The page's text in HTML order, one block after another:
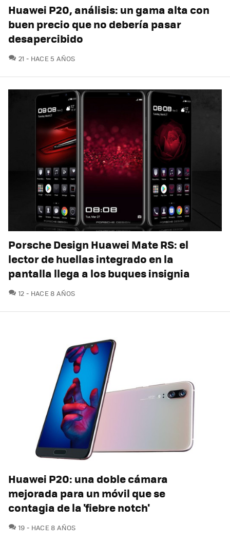
Huawei P20, análisis: un gama alta con
buen precio que no debería pasar
desapercibido
21 COMENTARIOS
HACE 5 AÑOS
Porsche Design Huawei Mate RS: el
lector de huellas integrado en la
pantalla llega a los buques insignia
12 COMENTARIOS
HACE 8 AÑOS
Huawei P20: una doble cámara
mejorada para un móvil que se
contagia de la 'fiebre notch'
19 COMENTARIOS
HACE 8 AÑOS